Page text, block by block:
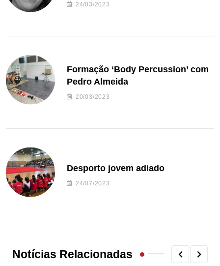
24/03/2023
Formação ‘Body Percussion’ com
Pedro Almeida
20/03/2023
Desporto jovem adiado
24/07/2023
Notícias Relacionadas